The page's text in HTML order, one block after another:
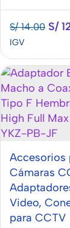
S/14.00 S/
IGV
Accesorios
Cámaras
Video,
para CCTV